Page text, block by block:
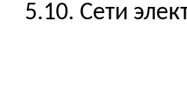
5.10. Сети